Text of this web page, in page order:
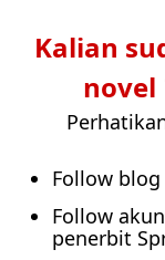
Kalian
novel
Follow blog
Follow
penerbit